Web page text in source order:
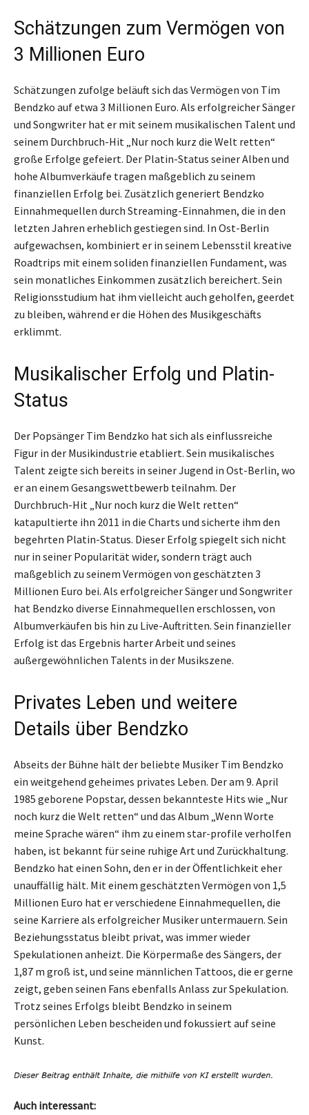
Schätzungen zum Vermögen von
3 Millionen Euro
Schätzungen zufolge beläuft sich das Vermögen von Tim
Bendzko auf etwa 3 Millionen Euro. Als erfolgreicher Sänger
und Songwriter hat er mit seinem musikalischen Talent und
seinem Durchbruch-Hit „Nur noch kurz die Welt retten“
große Erfolge gefeiert. Der Platin-Status seiner Alben und
hohe Albumverkäufe tragen maßgeblich zu seinem
finanziellen Erfolg bei. Zusätzlich generiert Bendzko
Einnahmequellen durch Streaming-Einnahmen, die in den
letzten Jahren erheblich gestiegen sind. In Ost-Berlin
aufgewachsen, kombiniert er in seinem Lebensstil kreative
Roadtrips mit einem soliden finanziellen Fundament, was
sein monatliches Einkommen zusätzlich bereichert. Sein
Religionsstudium hat ihm vielleicht auch geholfen, geerdet
zu bleiben, während er die Höhen des Musikgeschäfts
erklimmt.
Musikalischer Erfolg und Platin-
Status
Der Popsänger Tim Bendzko hat sich als einflussreiche
Figur in der Musikindustrie etabliert. Sein musikalisches
Talent zeigte sich bereits in seiner Jugend in Ost-Berlin, wo
er an einem Gesangswettbewerb teilnahm. Der
Durchbruch-Hit „Nur noch kurz die Welt retten“
katapultierte ihn 2011 in die Charts und sicherte ihm den
begehrten Platin-Status. Dieser Erfolg spiegelt sich nicht
nur in seiner Popularität wider, sondern trägt auch
maßgeblich zu seinem Vermögen von geschätzten 3
Millionen Euro bei. Als erfolgreicher Sänger und Songwriter
hat Bendzko diverse Einnahmequellen erschlossen, von
Albumverkäufen bis hin zu Live-Auftritten. Sein finanzieller
Erfolg ist das Ergebnis harter Arbeit und seines
außergewöhnlichen Talents in der Musikszene.
Privates Leben und weitere
Details über Bendzko
Abseits der Bühne hält der beliebte Musiker Tim Bendzko
ein weitgehend geheimes privates Leben. Der am 9. April
1985 geborene Popstar, dessen bekannteste Hits wie „Nur
noch kurz die Welt retten“ und das Album „Wenn Worte
meine Sprache wären“ ihm zu einem star-profile verholfen
haben, ist bekannt für seine ruhige Art und Zurückhaltung.
Bendzko hat einen Sohn, den er in der Öffentlichkeit eher
unauffällig hält. Mit einem geschätzten Vermögen von 1,5
Millionen Euro hat er verschiedene Einnahmequellen, die
seine Karriere als erfolgreicher Musiker untermauern. Sein
Beziehungsstatus bleibt privat, was immer wieder
Spekulationen anheizt. Die Körpermaße des Sängers, der
1,87 m groß ist, und seine männlichen Tattoos, die er gerne
zeigt, geben seinen Fans ebenfalls Anlass zur Spekulation.
Trotz seines Erfolgs bleibt Bendzko in seinem
persönlichen Leben bescheiden und fokussiert auf seine
Kunst.
Auch interessant: